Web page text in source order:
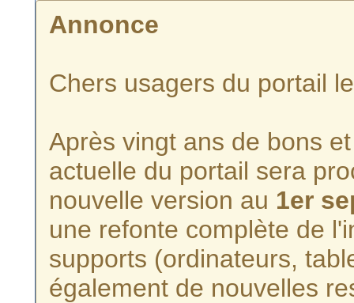
Annonce
Chers usagers du portail
Après vingt ans de bons
actuelle du portail sera
nouvelle version au 1er
une refonte complète de
supports (ordinateurs,
également de nouvelles